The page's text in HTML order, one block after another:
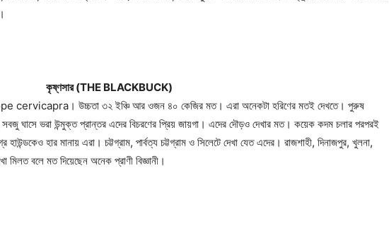
কৃষ্ণসার (THE BLACKBUCK)
cervicapra। উচ্চতা ৩২ ইঞ্চি আর ওজন ৪০ কেজির মত। এরা অনেকটা হরিণের মতই দেখতে। পুরুষ
ঘাসে ভরা উন্মুক্ত প্রান্তর এদের বিচরণের প্রিয় জায়গা। এদের দৌড়ও দেখার মত। কয়েক কদম চলার পরপরই
হার মানায় এরা। চট্টগ্রাম, পার্বত্য চট্টগ্রাম ও সিলেটে দেখা যেত এদের। রাজশাহী, দিনাজপুর, খুলনা,
মিলত বলে মত দিয়েছেন অনেক প্রাণী বিজ্ঞানী।